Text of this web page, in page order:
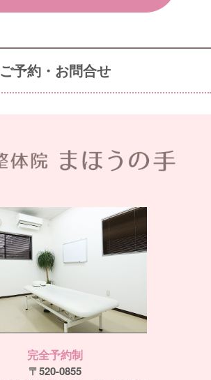
ご予約・お問合せ
完全予約制
〒520-0855